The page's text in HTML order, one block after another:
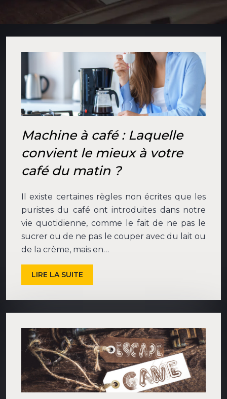
Machine à café : Laquelle
convient le mieux à votre
café du matin ?
Il existe certaines règles non écrites que les
puristes du café ont introduites dans notre
vie quotidienne, comme le fait de ne pas le
sucrer ou de ne pas le couper avec du lait ou
de la crème, mais en…
LIRE LA SUITE